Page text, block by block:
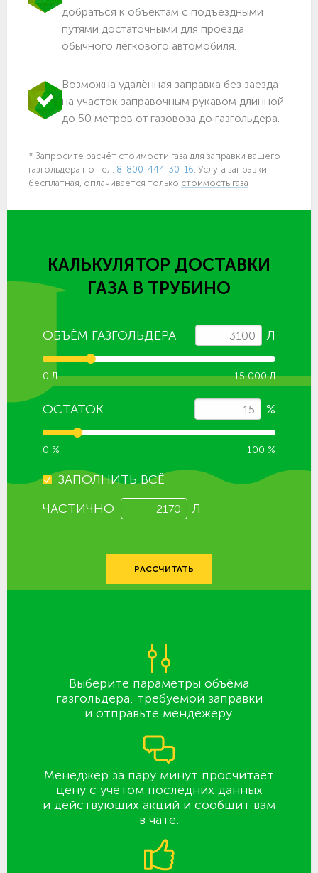
добраться к объектам c подъездными
путями достаточными для проезда
обычного легкового автомобиля.
Возможна удалённая заправка без заезда
на участок заправочным рукавом длинной
до 50 метров от газовоза до газгольдера.
* Запросите расчёт стоимости газа для заправки вашего
газгольдера по тел. 8-800-444-30-16. Услуга заправки
бесплатная, оплачивается только стоимость газа
КАЛЬКУЛЯТОР ДОСТАВКИ
ГАЗА В ТРУБИНО
ОБЪЁМ ГАЗГОЛЬДЕРА Л
0 Л 15 000 Л
ОСТАТОК %
0 % 100 %
ЗАПОЛНИТЬ ВСЁ
ЧАСТИЧНО
Л
РАССЧИТАТЬ
Выберите параметры объёма
газгольдера, требуемой заправки
и отправьте мендежеру.
Менеджер за пару минут просчитает
цену с учётом последних данных
и действующих акций и сообщит вам
в чате.